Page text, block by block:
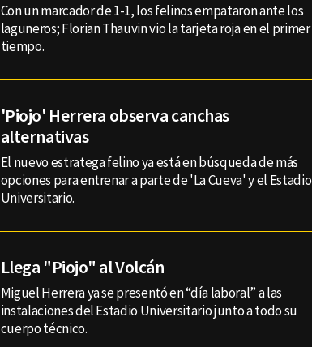
Con un marcador de 1-1, los felinos empataron ante los
laguneros; Florian Thauvin vio la tarjeta roja en el primer
tiempo.
'Piojo' Herrera observa canchas
alternativas
El nuevo estratega felino ya está en búsqueda de más
opciones para entrenar a parte de 'La Cueva' y el Estadio
Universitario.
Llega "Piojo" al Volcán
Miguel Herrera ya se presentó en “día laboral” a las
instalaciones del Estadio Universitario junto a todo su
cuerpo técnico.